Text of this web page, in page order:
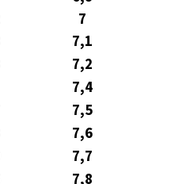
7
7,1
7,2
7,4
7,5
7,6
7,7
7,8